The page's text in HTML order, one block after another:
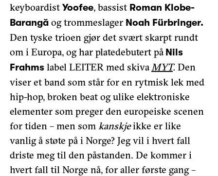
keyboardist Yoofee, bassist Roman Klobe-
Barangă og trommeslager Noah Fürbringer.
Den tyske trioen gjør det svært skarpt rundt
om i Europa, og har platedebutert på Nils
Frahms label LEITER med skiva MYT. Den
viser et band som står for en rytmisk lek med
hip-hop, broken beat og ulike elektroniske
elementer som preger den europeiske scenen
for tiden – men som kanskjeikke er like
vanlig å støte på i Norge? Jeg vil i hvert fall
driste meg til den påstanden. De kommer i
hvert fall til Norge nå, for aller første gang –